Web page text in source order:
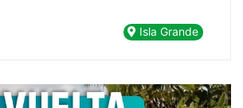
impresionante región costera de
para descubrir playas de arena
que estabas esperando!
Isla Grande